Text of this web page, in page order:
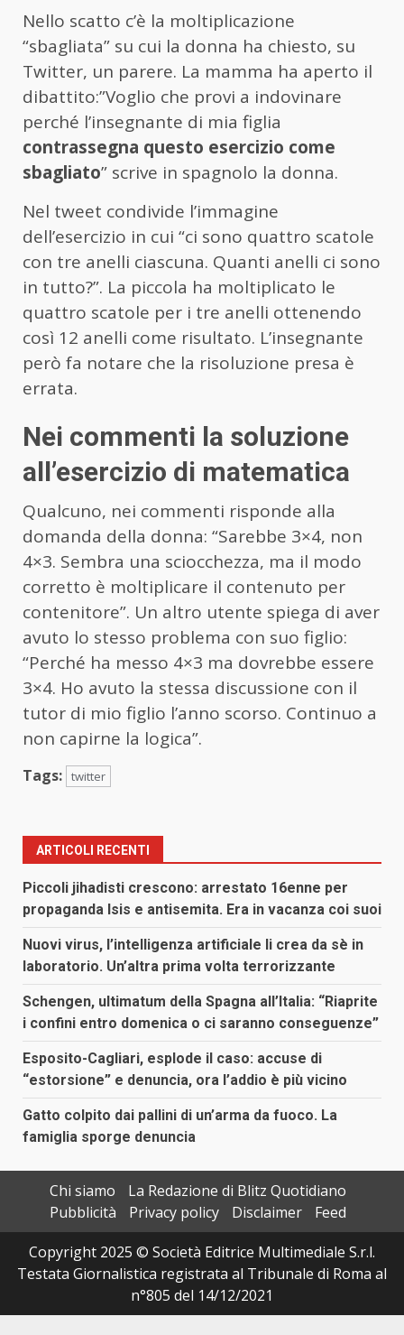
Nello scatto c’è la moltiplicazione
“sbagliata” su cui la donna ha chiesto, su
Twitter, un parere. La mamma ha aperto il
dibattito:”Voglio che provi a indovinare
perché l’insegnante di mia figlia
contrassegna questo esercizio come
sbagliato” scrive in spagnolo la donna.
Nel tweet condivide l’immagine
dell’esercizio in cui “ci sono quattro scatole
con tre anelli ciascuna. Quanti anelli ci sono
in tutto?”. La piccola ha moltiplicato le
quattro scatole per i tre anelli ottenendo
così 12 anelli come risultato. L’insegnante
però fa notare che la risoluzione presa è
errata.
Nei commenti la soluzione
all’esercizio di matematica
Qualcuno, nei commenti risponde alla
domanda della donna: “Sarebbe 3×4, non
4×3. Sembra una sciocchezza, ma il modo
corretto è moltiplicare il contenuto per
contenitore”. Un altro utente spiega di aver
avuto lo stesso problema con suo figlio:
“Perché ha messo 4×3 ma dovrebbe essere
3×4. Ho avuto la stessa discussione con il
tutor di mio figlio l’anno scorso. Continuo a
non capirne la logica”.
Tags: twitter
ARTICOLI RECENTI
Piccoli jihadisti crescono: arrestato 16enne per
propaganda Isis e antisemita. Era in vacanza coi suoi
Nuovi virus, l’intelligenza artificiale li crea da sè in
laboratorio. Un’altra prima volta terrorizzante
Schengen, ultimatum della Spagna all’Italia: “Riaprite
i confini entro domenica o ci saranno conseguenze”
Esposito-Cagliari, esplode il caso: accuse di
“estorsione” e denuncia, ora l’addio è più vicino
Gatto colpito dai pallini di un’arma da fuoco. La
famiglia sporge denuncia
Chi siamo
La Redazione di Blitz Quotidiano
Pubblicità
Privacy policy Disclaimer
Feed
Copyright 2025 © Società Editrice Multimediale S.r.l.
Testata Giornalistica registrata al Tribunale di Roma al
n°805 del 14/12/2021